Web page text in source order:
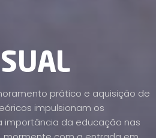
prático e aquisição de
impulsionam os
importância da educação nas